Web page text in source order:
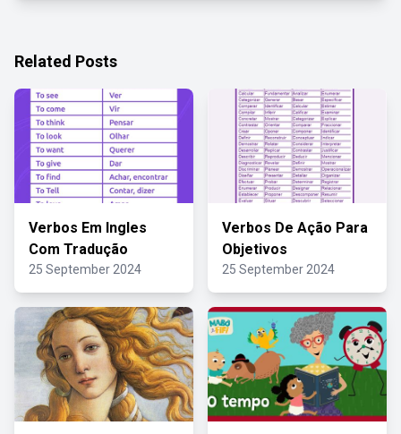
Related Posts
Verbos Em Ingles
Com Tradução
25 September 2024
Verbos De Ação Para
Objetivos
25 September 2024